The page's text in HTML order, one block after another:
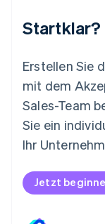
Startklar?
Erstellen Sie
mit dem
Sales-Team
Sie ein
Ihr
Jetzt
Nederlands
Norwegen
Österreich
Polen
English
Portugal
Português
Rumänien
Schweden
Svenska English
Deutsch